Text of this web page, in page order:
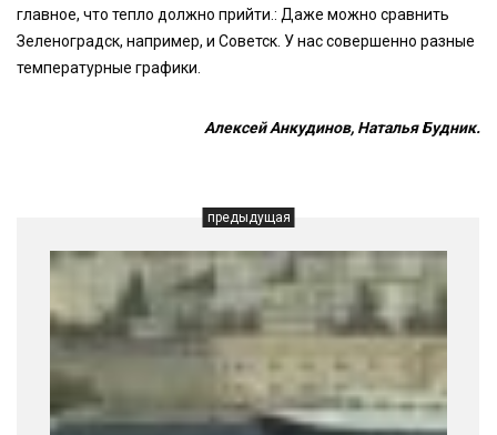
главное, что тепло должно прийти.: Даже можно сравнить
Зеленоградск, например, и Советск. У нас совершенно разные
температурные графики.
Алексей Анкудинов, Наталья Будник.
предыдущая